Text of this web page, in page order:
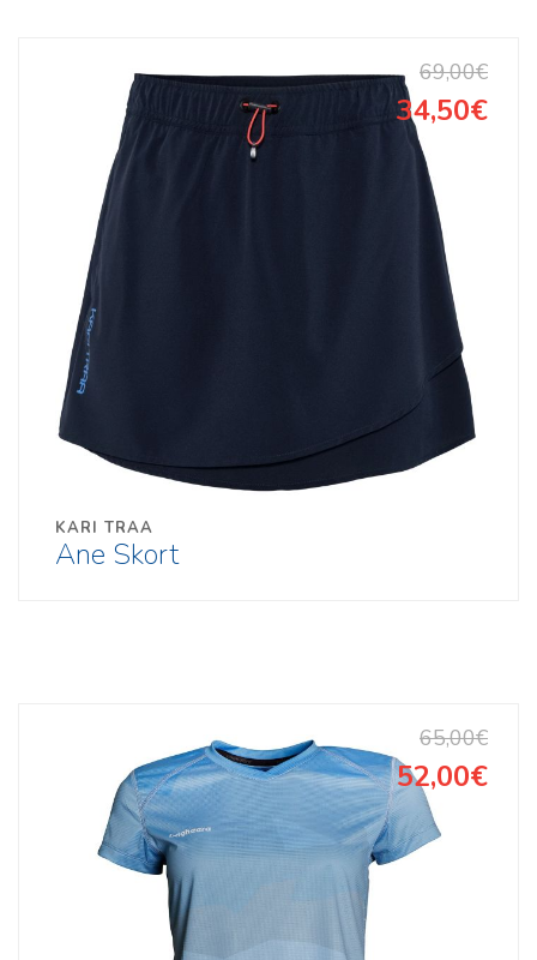
KARI TRAA
Ane Skort
69,00€
34,50€
65,00€
52,00€